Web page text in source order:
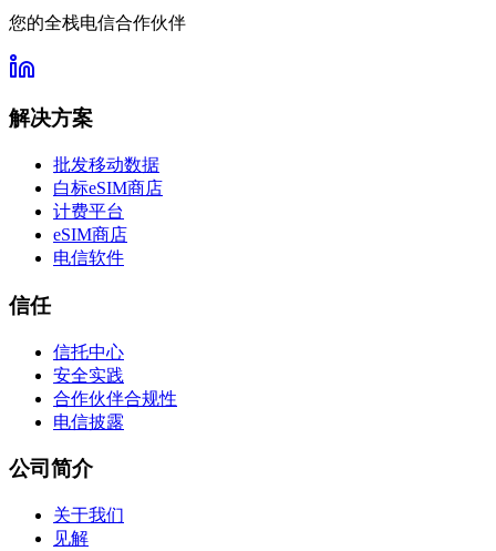
您的全栈电信合作伙伴
解决方案
批发移动数据
白标eSIM商店
计费平台
eSIM商店
电信软件
信任
信托中心
安全实践
合作伙伴合规性
电信披露
公司简介
关于我们
见解